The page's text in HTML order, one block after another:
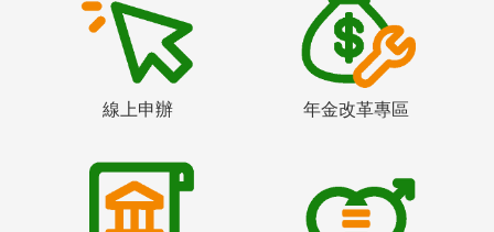
線上申辦 年金改革專區